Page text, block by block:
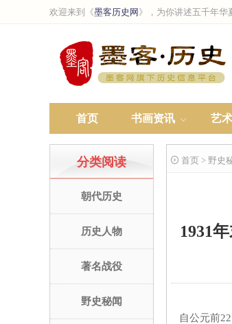
欢迎来到《墨客历史网 》，为你讲述五千年华
首页 书画资讯 艺
分类阅读
朝代历史
历史人物
著名战役
野史秘闻
 首页 > 野史
1931
自公元前